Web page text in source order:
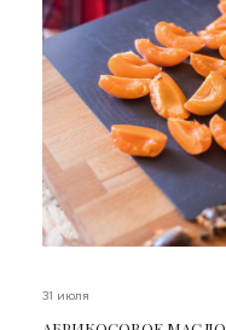
31 июля